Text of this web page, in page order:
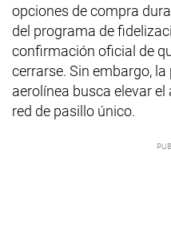
opciones de compra
del programa de
confirmación oficial de
cerrarse. Sin embargo,
aerolínea busca elevar
red de pasillo único.